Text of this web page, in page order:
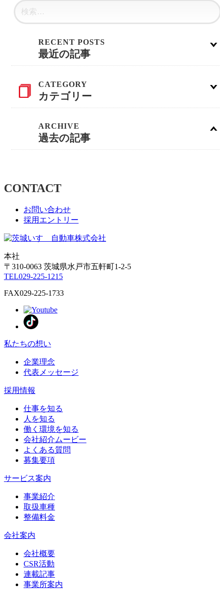
最近の記事
カテゴリー
過去の記事
CONTACT
お問い合わせ
採用エントリー
本社
〒310-0063 茨城県水戸市五軒町1-2-5
TEL029-225-1215
FAX029-225-1733
私たちの想い
企業理念
代表メッセージ
採用情報
仕事を知る
人を知る
働く環境を知る
会社紹介ムービー
よくある質問
募集要項
サービス案内
事業紹介
取扱車種
整備料金
会社案内
会社概要
CSR活動
連載記事
事業所案内